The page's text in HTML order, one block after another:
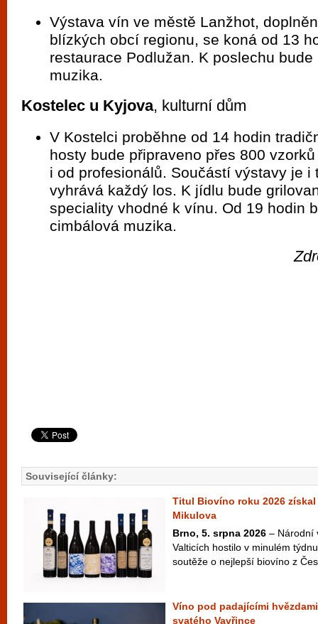
Výstava vín ve městě Lanžhot,
blízkých obcí regionu, se koná od 13
restaurace Podlužan. K poslechu
muzika.
Kostelec u Kyjova, kulturní dům
V Kostelci proběhne od 14 hodin
hosty bude připraveno přes 800
i od profesionálů. Součástí výstavy je i
vyhrává každý los. K jídlu bude
speciality vhodné k vínu. Od 19 hodin
cimbálová muzika.
Související články:
Titul Biovíno roku 2026
Mikulova
Brno, 5. srpna 2026 – Národní
Valticích hostilo v minulém
soutěže o nejlepší biovíno z
Víno pod padajícími
svatého Vavřince